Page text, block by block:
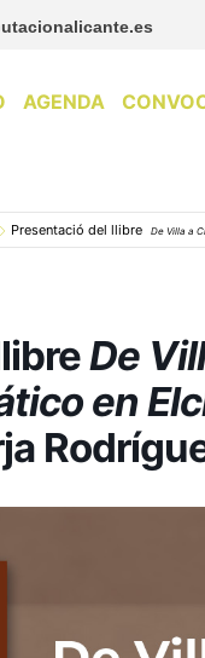
AGENDA
Presentació del llibre De Villa a
De
en